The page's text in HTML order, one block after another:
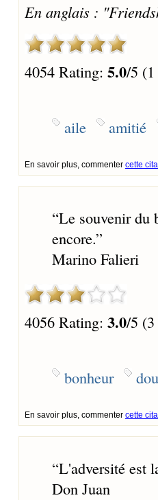
En anglais :
4054 Rating: 5.0/5 (1
aile amitié
En savoir plus, commenter cette
“Le souvenir du
encore.”
Marino Falieri
4056 Rating: 3.0/5 (3
bonheur
En savoir plus, commenter cette
“L'adversité est
Don Juan